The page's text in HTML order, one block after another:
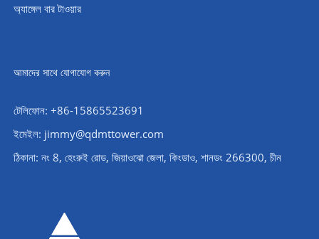
অ্যাঙ্গেল বার টাওয়ার
আমাদের সাথে যোগাযোগ করুন
টেলিফোন: +86-15865523691
ইমেইল: jimmy@qdmttower.com
ঠিকানা: নং 8, হেংরুই রোড, জিয়াওঝো জেলা, কিংডাও, শানডং 266300, চীন